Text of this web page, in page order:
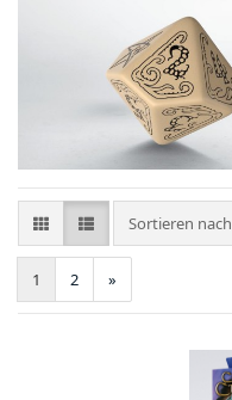
Sortieren nach
Sortieren nach
1 2 »